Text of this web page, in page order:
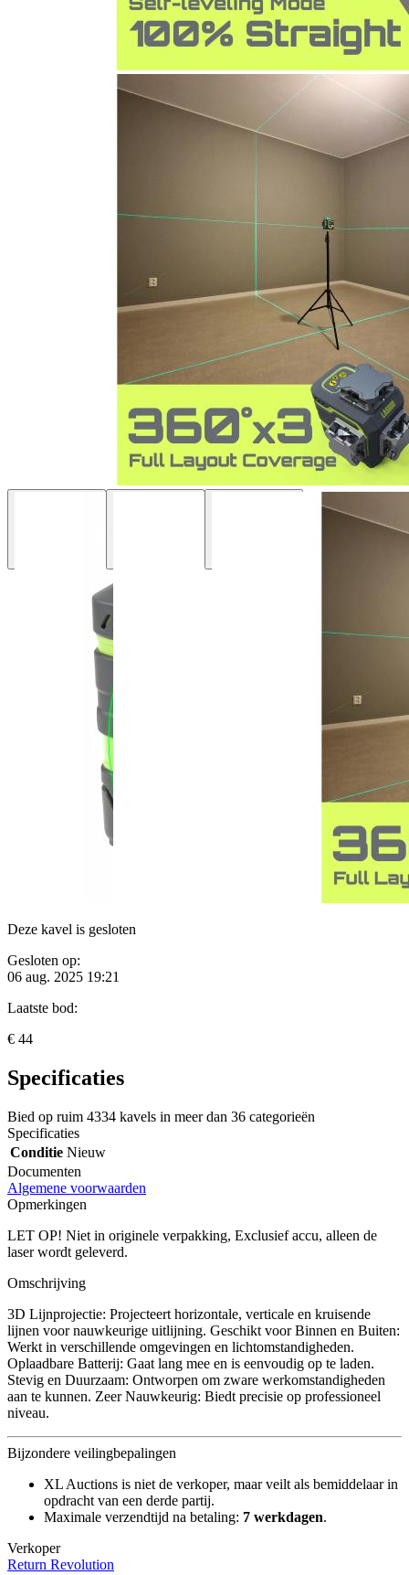
Deze kavel is gesloten
Gesloten op:
06 aug. 2025 19:21
Laatste bod:
€ 44
Specificaties
Bied op ruim 4334 kavels in meer dan 36 categorieën
Specificaties
Conditie Nieuw
Documenten
Algemene voorwaarden
Opmerkingen
LET OP! Niet in originele verpakking, Exclusief accu, alleen de
laser wordt geleverd.
Omschrijving
3D Lijnprojectie: Projecteert horizontale, verticale en kruisende
lijnen voor nauwkeurige uitlijning. Geschikt voor Binnen en Buiten:
Werkt in verschillende omgevingen en lichtomstandigheden.
Oplaadbare Batterij: Gaat lang mee en is eenvoudig op te laden.
Stevig en Duurzaam: Ontworpen om zware werkomstandigheden
aan te kunnen. Zeer Nauwkeurig: Biedt precisie op professioneel
niveau.
Bijzondere veilingbepalingen
XL Auctions is niet de verkoper, maar veilt als bemiddelaar in
opdracht van een derde partij.
Maximale verzendtijd na betaling: 7 werkdagen.
Verkoper
Return Revolution